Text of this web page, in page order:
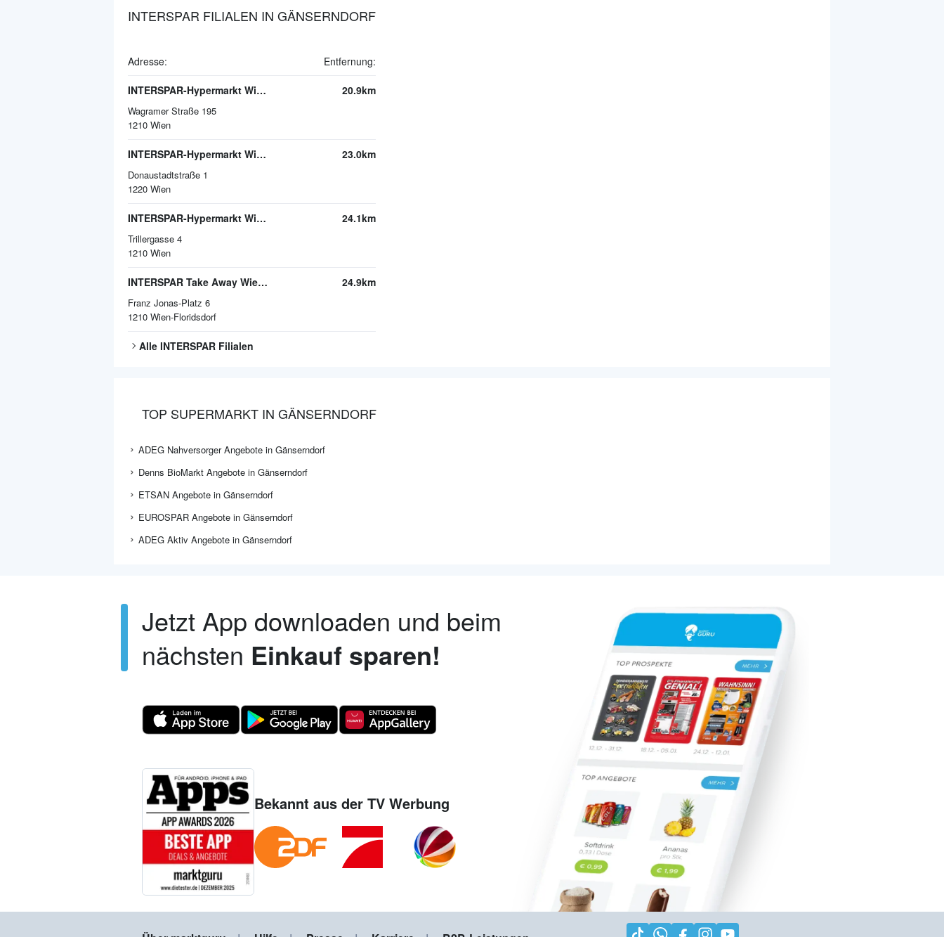
INTERSPAR FILIALEN IN GÄNSERNDORF
Adresse: Entfernung:
INTERSPAR-Hypermarkt Wien-Citygate
Wagramer Straße 195
1210 Wien
20.9km
INTERSPAR-Hypermarkt Wien, Donauzentrum
Donaustadtstraße 1
1220 Wien
23.0km
INTERSPAR-Hypermarkt Wien, Trillerpark
Trillergasse 4
1210 Wien
24.1km
INTERSPAR Take Away Wien Floridsdorf
Franz Jonas-Platz 6
1210 Wien-Floridsdorf
24.9km
Alle INTERSPAR Filialen
TOP SUPERMARKT IN GÄNSERNDORF
ADEG Nahversorger Angebote in Gänserndorf
Denns BioMarkt Angebote in Gänserndorf
ETSAN Angebote in Gänserndorf
EUROSPAR Angebote in Gänserndorf
ADEG Aktiv Angebote in Gänserndorf
Jetzt App downloaden und beim
nächsten Einkauf sparen!
Bekannt aus der TV Werbung